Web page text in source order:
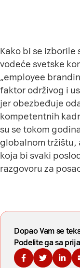
Kako bi se
vodeće svetske
„employee
faktor održivog i
jer obezbeđuje
kompetentnih
su se tokom
globalnom tržištu,
koja bi svaki
razgovoru za
Dopao Vam se
Podelite ga sa
Podelite na
Podelite